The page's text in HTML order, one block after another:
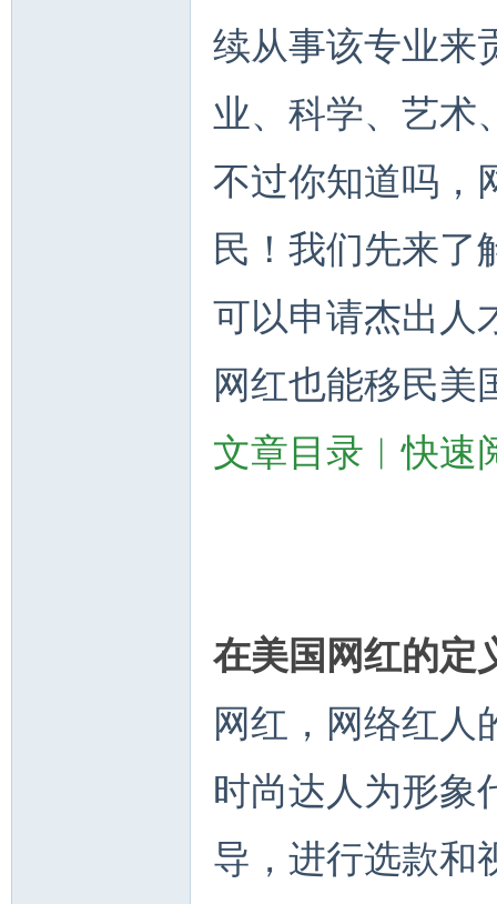
续从事该专业来
业、科学、艺术
不过你知道吗，
民！我们先来了
可以申请杰出人
网红也能移民美
文章目录︱快速
在美国网红的定
网红，网络红人
时尚达人为形象
导，进行选款和